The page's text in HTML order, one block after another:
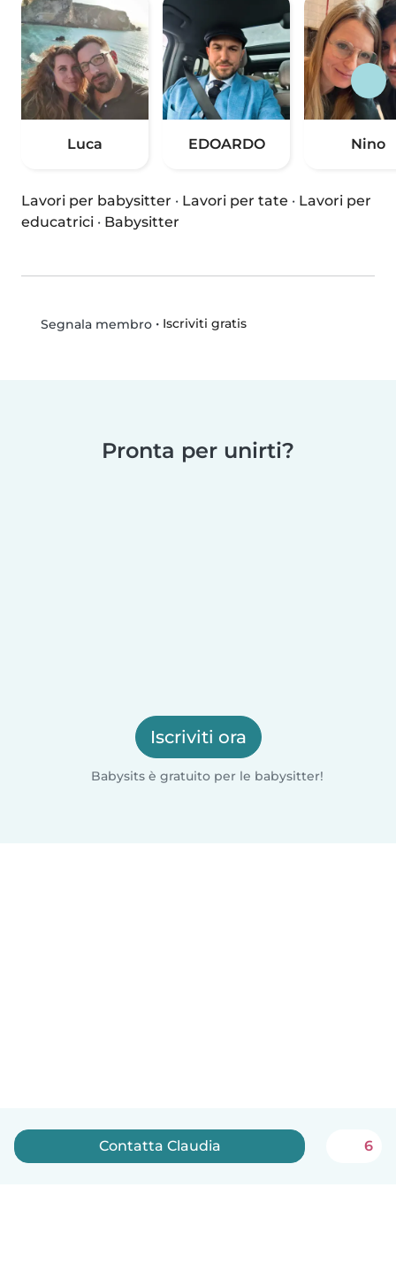
Luca EDOARDO Nino
Lavori per babysitter · Lavori per tate · Lavori per
educatrici · Babysitter
Segnala membro• Iscriviti gratis
Pronta per unirti?
Iscriviti ora
Babysits è gratuito per le babysitter!
Contatta Claudia 6